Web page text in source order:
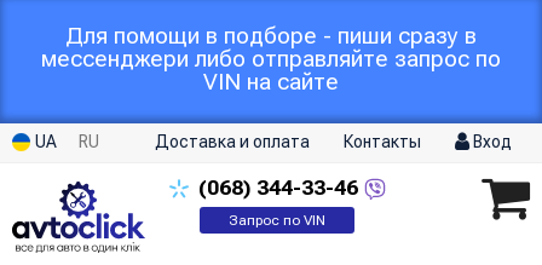
Для помощи в подборе - пиши сразу в
мессенджери либо отправляйте запрос по
VIN на сайте
UA RU Доставка и оплата Контакты Вход
(068) 344-33-46
Запрос по VIN